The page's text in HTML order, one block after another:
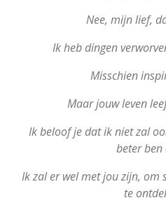
Nee, mijn lief,
Ik heb dingen
Misschien
Maar jouw leven
Ik beloof je dat ik niet zal
beter ben
Ik zal er wel met jou zijn, om
te